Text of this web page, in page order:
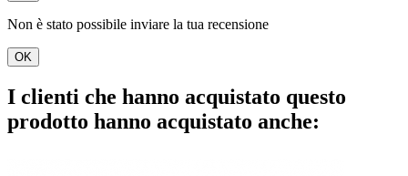
Non è stato possibile inviare la tua recensione
OK
I clienti che hanno acquistato questo
prodotto hanno acquistato anche: